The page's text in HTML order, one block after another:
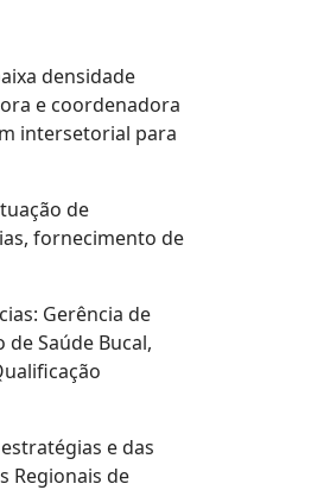
densidade
e coordenadora
intersetorial para
de
fornecimento de
Gerência de
de Saúde Bucal,
e das
Regionais de